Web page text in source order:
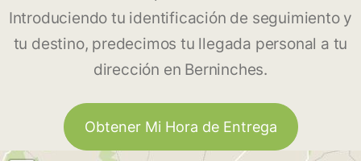
Introduciendo tu identificación de seguimiento y
tu destino, predecimos tu llegada personal a tu
dirección en Berninches.
Obtener Mi Hora de Entrega